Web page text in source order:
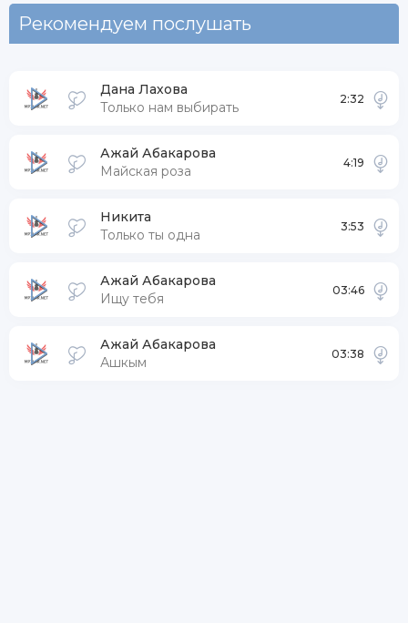
Рекомендуем послушать
Дана Лахова
Только нам выбирать
2:32
Ажай Абакарова
Майская роза
4:19
Никита
Только ты одна
3:53
Ажай Абакарова
Ищу тебя
03:46
Ажай Абакарова
Ашкым
03:38